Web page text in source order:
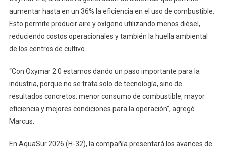
aumentar hasta en un 36% la eficiencia en el uso de combustible.
Esto permite producir aire y oxígeno utilizando menos diésel,
reduciendo costos operacionales y también la huella ambiental
de los centros de cultivo.
“Con Oxymar 2.0 estamos dando un paso importante para la
industria, porque no se trata solo de tecnología, sino de
resultados concretos: menor consumo de combustible, mayor
eficiencia y mejores condiciones para la operación”, agregó
Marcus.
En AquaSur 2026 (H-32), la compañía presentará los avances de